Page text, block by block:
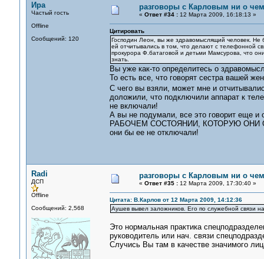
Ира
Частый гость
Offline
Сообщений: 120
разговоры с Карловым ни о
« Ответ #34 :12 Марта 2009, 16:18:13 »
Цитировать
Господин Леон, вы же здравомыслящий человек. Не
ей отчитывались в том, что делают с телефонной
прокурора Ф.батаговой и детьми Мамсурова, что
знать.
Вы уже как-то определитесь о
То есть все, что говорят сестра вашей
С чего вы взяли, может мне и
доложили, что подключили аппарат к
не включали!
А вы не подумали, все это говорит
РАБОЧЕМ СОСТОЯНИИ, КОТОРУЮ ОНИ
они бы ее не отключали!
Radi
ДСП
Offline
Сообщений: 2,568
разговоры с Карловым ни о
« Ответ #35 :12 Марта 2009, 17:30:40 »
Цитата: В.Карлов от 12 Марта 2009, 14:12:36
Аушев вывел заложников. Его по служебной связи
Это нормальная практика
руководитель или нач. связи
Случись Вы там в качестве значимого